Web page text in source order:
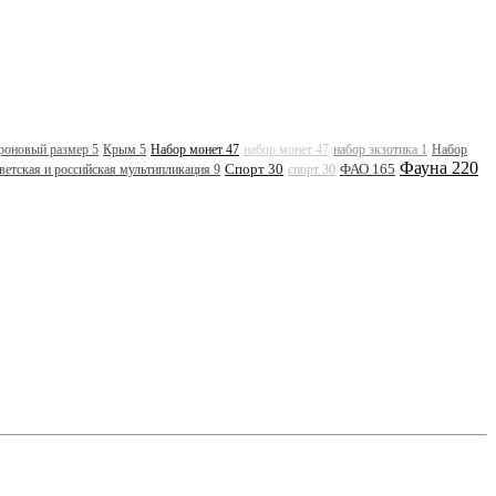
размер 5 Крым 5 Набор монет 47 набор монет 47 набор экзотика 1 Набор
и российская мультипликация 9 Спорт 30 спорт 30 ФАО 165 Фауна 220